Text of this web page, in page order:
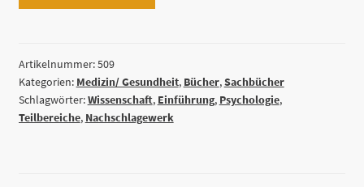
Gerrig
/
Philip
G.
Artikelnummer:509
Kategorien: Medizin/ Gesundheit, Bücher,Sachbücher
Schlagwörter:Wissenschaft, Einführung, Psychologie,
Teilbereiche, Nachschlagewerk